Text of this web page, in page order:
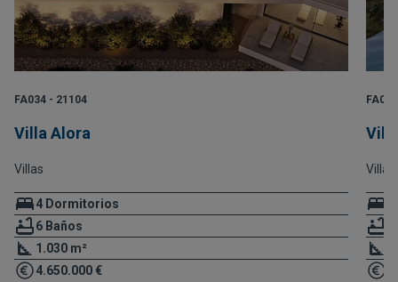
FA034 - 21104
Villa Alora
Villas
4 Dormitorios
6 Baños
1.030 m²
4.650.000 €
Villas